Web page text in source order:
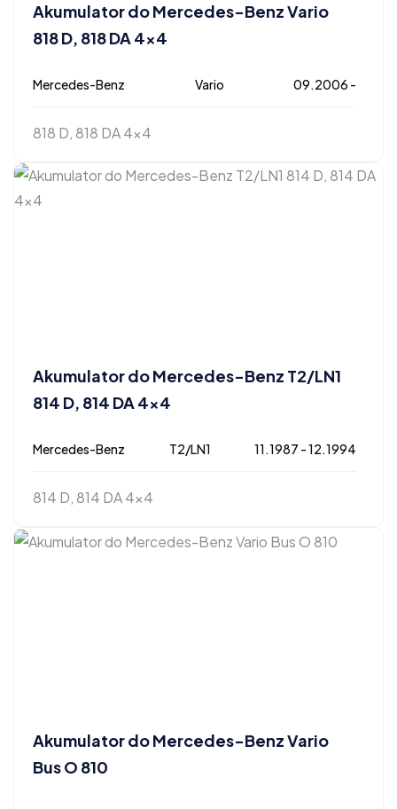
Akumulator do Mercedes-Benz Vario
818 D, 818 DA 4×4
Mercedes-Benz Vario 09.2006 -
818 D, 818 DA 4x4
Akumulator do Mercedes-Benz T2/LN1
814 D, 814 DA 4×4
Mercedes-Benz T2/LN1 11.1987 - 12.1994
814 D, 814 DA 4x4
Akumulator do Mercedes-Benz Vario
Bus O 810